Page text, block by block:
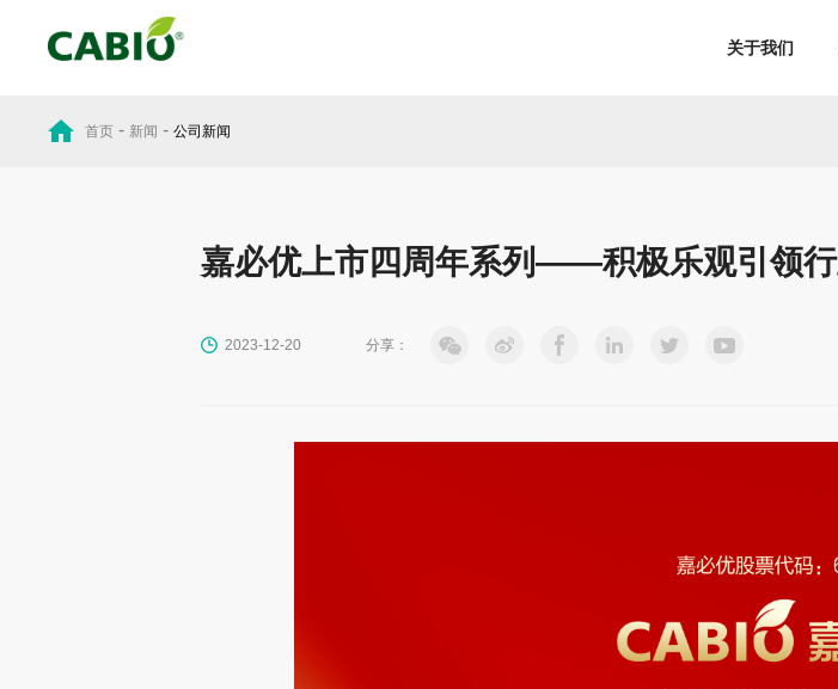
关于我们
首页 - 新闻 -公司新闻
嘉必优上市四周年系列——积极乐观引领
2023-12-20 分享：